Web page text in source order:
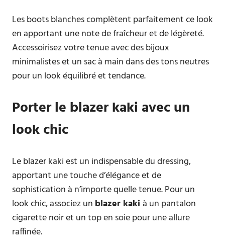
Les boots blanches complètent parfaitement ce look
en apportant une note de fraîcheur et de légèreté.
Accessoirisez votre tenue avec des bijoux
minimalistes et un sac à main dans des tons neutres
pour un look équilibré et tendance.
Porter le blazer kaki avec un
look chic
Le blazer kaki est un indispensable du dressing,
apportant une touche d’élégance et de
sophistication à n’importe quelle tenue. Pour un
look chic, associez un blazer kaki à un pantalon
cigarette noir et un top en soie pour une allure
raffinée.